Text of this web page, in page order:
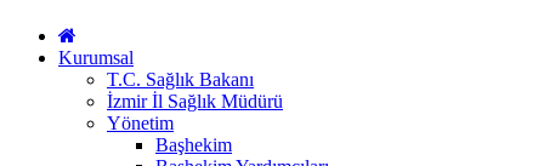
Kurumsal
T.C. Sağlık Bakanı
İzmir İl Sağlık Müdürü
Yönetim
Başhekim